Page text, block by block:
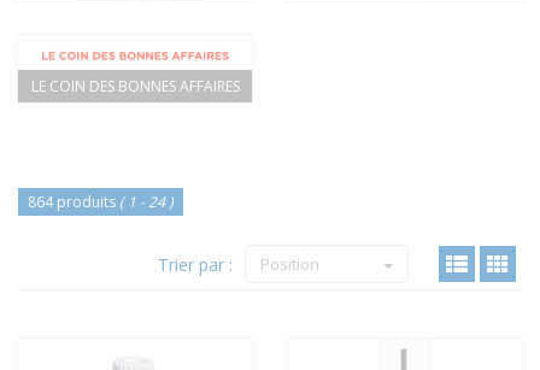
LE COIN DES BONNES AFFAIRES
864 produits ( 1 - 24 )
Trier par : Position